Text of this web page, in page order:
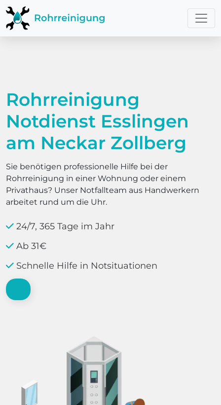
Rohrreinigung
Notdienst Esslingen
am Neckar Zollberg
Sie benötigen professionelle Hilfe bei der
Rohrreinigung in einer Wohnung oder einem
Privathaus? Unser Notfallteam aus Handwerkern
arbeitet rund um die Uhr.
24/7, 365 Tage im Jahr
Ab 31€
Schnelle Hilfe in Notsituationen